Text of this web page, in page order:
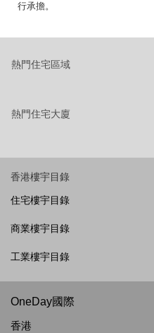
行承擔。
熱門住宅區域
熱門住宅大廈
香港樓宇目錄
住宅樓宇目錄
商業樓宇目錄
工業樓宇目錄
OneDay國際
香港